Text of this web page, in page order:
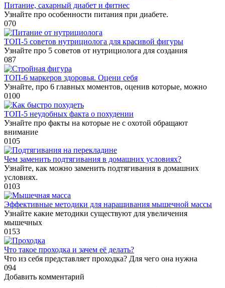
Питание, сахарный диабет и фитнес
Узнайте про особенности питания при диабете.
070
ТОП-5 советов нутрициолога для красивой фигуры
Узнайте про 5 советов от нутрициолога для создания
087
ТОП-6 маркеров здоровья. Оцени себя
Узнайте, про 6 главных моментов, оценив которые, можно
0100
ТОП-5 неудобных факта о похудении
Узнайте про факты на которые не с охотой обращают
внимание
0105
Чем заменить подтягивания в домашних условиях?
Узнайте, как можно заменить подтягивания в домашних
условиях.
0103
Эффективные методики для наращивания мышечной массы
Узнайте какие методики существуют для увеличения
мышечных
0153
Что такое проходка и зачем её делать?
Что из себя представляет проходка? Для чего она нужна
094
Добавить комментарий